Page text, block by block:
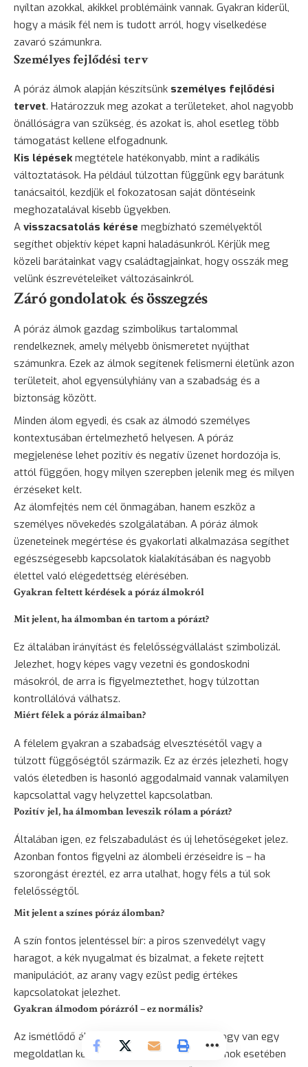
nyíltan azokkal, akikkel problémáink vannak. Gyakran kiderül,
hogy a másik fél nem is tudott arról, hogy viselkedése
zavaró számunkra.
Személyes fejlődési terv
A póráz álmok alapján készítsünk személyes fejlődési
tervet. Határozzuk meg azokat a területeket, ahol nagyobb
önállóságra van szükség, és azokat is, ahol esetleg több
támogatást kellene elfogadnunk.
Kis lépésekmegtétele hatékonyabb, mint a radikális
változtatások. Ha például túlzottan függünk egy barátunk
tanácsaitól, kezdjük el fokozatosan saját döntéseink
meghozatalával kisebb ügyekben.
A visszacsatolás kérése megbízható személyektől
segíthet objektív képet kapni haladásunkról. Kérjük meg
közeli barátainkat vagy családtagjainkat, hogy osszák meg
velünk észrevételeiket változásainkról.
Záró gondolatok és összegzés
A póráz álmok gazdag szimbolikus tartalommal
rendelkeznek, amely mélyebb önismeretet nyújthat
számunkra. Ezek az álmok segítenek felismerni életünk azon
területeit, ahol egyensúlyhiány van a szabadság és a
biztonság között.
Minden álom egyedi, és csak az álmodó személyes
kontextusában értelmezhető helyesen. A póráz
megjelenése lehet pozitív és negatív üzenet hordozója is,
attól függően, hogy milyen szerepben jelenik meg és milyen
érzéseket kelt.
Az álomfejtés nem cél önmagában, hanem eszköz a
személyes növekedés szolgálatában. A póráz álmok
üzeneteinek megértése és gyakorlati alkalmazása segíthet
egészségesebb kapcsolatok kialakításában és nagyobb
élettel való elégedettség elérésében.
Gyakran feltett kérdések a póráz álmokról
Mit jelent, ha álmomban én tartom a pórázt?
Ez általában irányítást és felelősségvállalást szimbolizál.
Jelezhet, hogy képes vagy vezetni és gondoskodni
másokról, de arra is figyelmeztethet, hogy túlzottan
kontrollálóvá válhatsz.
Miért félek a póráz álmaiban?
A félelem gyakran a szabadság elvesztésétől vagy a
túlzott függőségtől származik. Ez az érzés jelezheti, hogy
valós életedben is hasonló aggodalmaid vannak valamilyen
kapcsolattal vagy helyzettel kapcsolatban.
Pozitív jel, ha álmomban leveszik rólam a pórázt?
Általában igen, ez felszabadulást és új lehetőségeket jelez.
Azonban fontos figyelni az álombeli érzéseidre is – ha
szorongást éreztél, ez arra utalhat, hogy féls a túl sok
felelősségtől.
Mit jelent a színes póráz álomban?
A szín fontos jelentéssel bír: a piros szenvedélyt vagy
haragot, a kék nyugalmat és bizalmat, a fekete rejtett
manipulációt, az arany vagy ezüst pedig értékes
kapcsolatokat jelezhet.
Gyakran álmodom pórázról – ez normális?
Az ismétlődő álmok általában arra utalnak, hogy van egy
megoldatlan kérdés az életedben. A póráz álmok esetében